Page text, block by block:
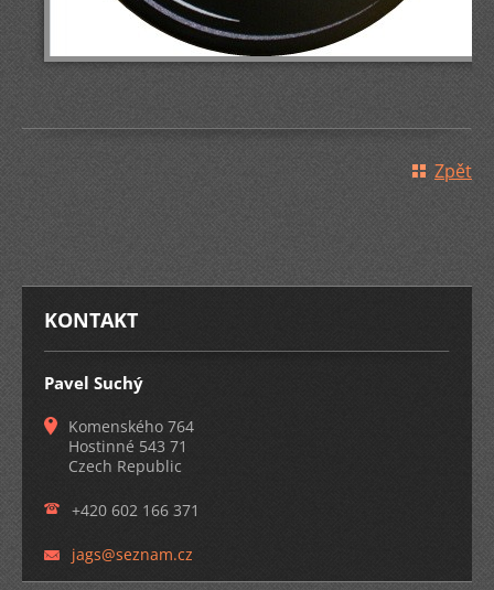
Zpět
KONTAKT
Pavel Suchý
Komenského 764
Hostinné 543 71
Czech Republic
+420 602 166 371
jags@seznam.cz